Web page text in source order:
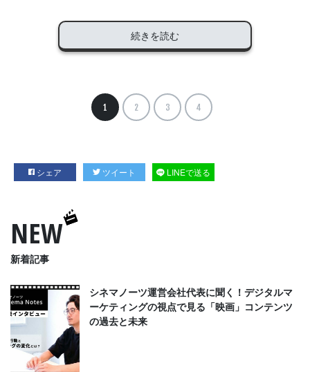
続きを読む
1 2 3 4
シェア ツイート LINEで送る
NEW
新着記事
シネマノーツ運営会社代表に聞く！デジタルマ
ーケティングの視点で見る「映画」コンテンツ
の過去と未来